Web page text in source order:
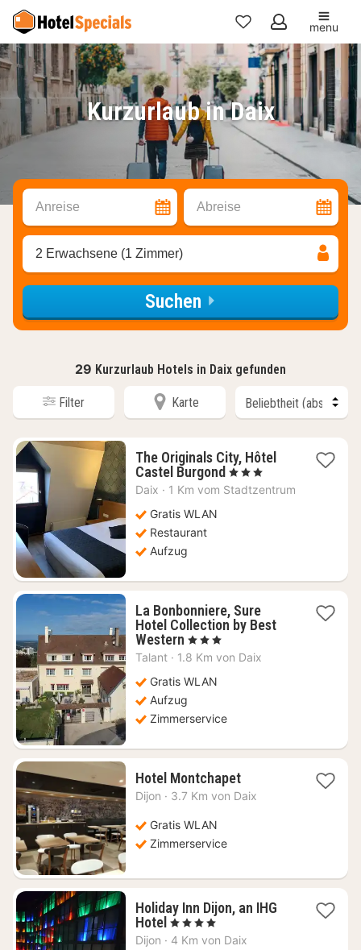
Meine
Favoriten
menu
Kurzurlaub in Daix
Anreise Abreise
2 Erwachsene (1 Zimmer)
Suchen
29 Kurzurlaub Hotels in Daix gefunden
Filter Karte
The Originals City, Hôtel
Castel Burgond 1
Nacht
, 3 Sterne
Daix · 1 Km vom Stadtzentrum
Gratis WLAN
Restaurant
Aufzug
La Bonbonniere, Sure
Hotel Collection by Best
Western 1
Nacht
81,82
€
, 3 Sterne
Talant · 1.8 Km von Daix
Gratis WLAN
Aufzug
Zimmerservice
Hotel Montchapet1
Nacht
Dijon · 3.7 Km von Daix
Gratis WLAN
Zimmerservice
Holiday Inn Dijon, an IHG
Hotel 1
Nacht
, 4 Sterne
Dijon · 4 Km von Daix